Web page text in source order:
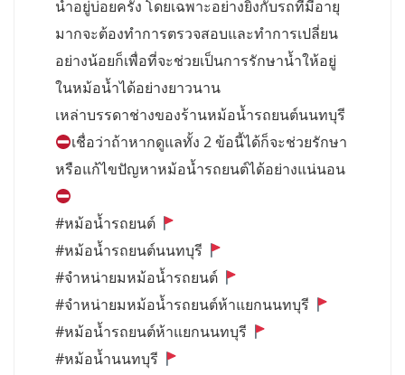
น้ำอยู่บ่อยครั้ง โดยเฉพาะอย่างยิ่งกับรถที่มีอายุ
มากจะต้องทำการตรวจสอบและทำการเปลี่ยน
อย่างน้อยก็เพื่อที่จะช่วยเป็นการรักษาน้ำให้อยู่
ในหม้อน้ำได้อย่างยาวนาน
เหล่าบรรดาช่างของร้านหม้อน้ำรถยนต์นนทบุรี
เชื่อว่าถ้าหากดูแลทั้ง 2 ข้อนี้ได้ก็จะช่วยรักษา
หรือแก้ไขปัญหาหม้อน้ำรถยนต์ได้อย่างแน่นอน
#หม้อน้ำรถยนต์
#หม้อน้ำรถยนต์นนทบุรี
#จำหน่ายมหม้อน้ำรถยนต์
#จำหน่ายมหม้อน้ำรถยนต์ห้าแยกนนทบุรี
#หม้อน้ำรถยนต์ห้าแยกนนทบุรี
#หม้อน้ำนนทบุรี